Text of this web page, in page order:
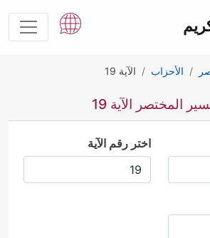
الأحزاب الآية 19
المختصر الآية 19
اختر رقم الآية